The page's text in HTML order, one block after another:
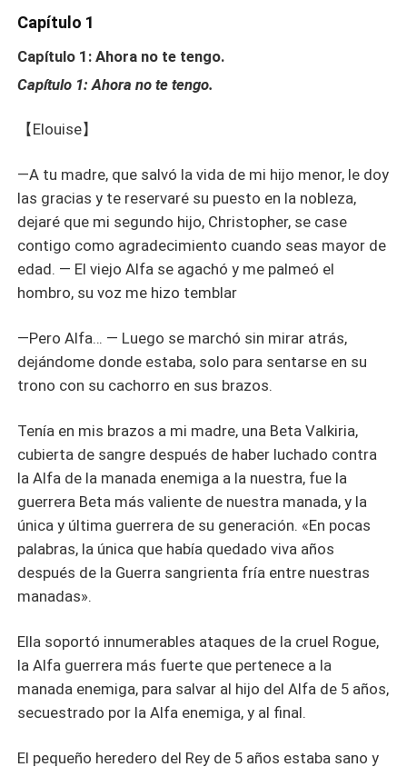
Capítulo 1
Capítulo 1: Ahora no te tengo.
Capítulo 1: Ahora no te tengo.
【Elouise】
—A tu madre, que salvó la vida de mi hijo menor, le doy
las gracias y te reservaré su puesto en la nobleza,
dejaré que mi segundo hijo, Christopher, se case
contigo como agradecimiento cuando seas mayor de
edad. — El viejo Alfa se agachó y me palmeó el
hombro, su voz me hizo temblar
—Pero Alfa… — Luego se marchó sin mirar atrás,
dejándome donde estaba, solo para sentarse en su
trono con su cachorro en sus brazos.
Tenía en mis brazos a mi madre, una Beta Valkiria,
cubierta de sangre después de haber luchado contra
la Alfa de la manada enemiga a la nuestra, fue la
guerrera Beta más valiente de nuestra manada, y la
única y última guerrera de su generación. «En pocas
palabras, la única que había quedado viva años
después de la Guerra sangrienta fría entre nuestras
manadas».
Ella soportó innumerables ataques de la cruel Rogue,
la Alfa guerrera más fuerte que pertenece a la
manada enemiga, para salvar al hijo del Alfa de 5 años,
secuestrado por la Alfa enemiga, y al final.
El pequeño heredero del Rey de 5 años estaba sano y